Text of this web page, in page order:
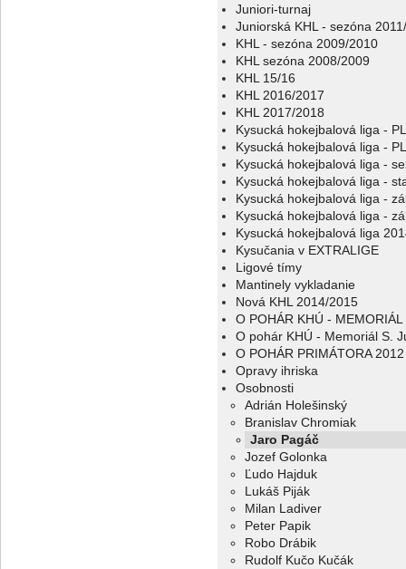
Juniori-turnaj
Juniorská KHL - sezóna
KHL - sezóna 2009/2010
KHL sezóna 2008/2009
KHL 15/16
KHL 2016/2017
KHL 2017/2018
Kysucká hokejbalová liga -
Kysucká hokejbalová liga -
Kysucká hokejbalová liga -
Kysucká hokejbalová liga -
Kysucká hokejbalová liga -
Kysucká hokejbalová liga -
Kysucká hokejbalová liga
Kysučania v EXTRALIGE
Ligové tímy
Mantinely vykladanie
Nová KHL 2014/2015
O POHÁR KHÚ - MEMORIÁL
O pohár KHÚ - Memoriál S.
O POHÁR PRIMÁTORA 2012
Opravy ihriska
Osobnosti
Adrián Holešinský
Branislav Chromiak
Jaro Pagáč
Jozef Golonka
Ľudo Hajduk
Lukáš Piják
Milan Ladiver
Peter Papik
Robo Drábik
Rudolf Kučo Kučák